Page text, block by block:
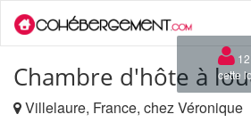
Chambre d'hôte à
Villelaure, France, chez Véronique
cette